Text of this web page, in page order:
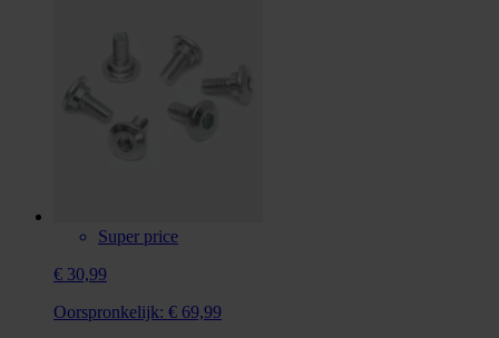
Super price
€ 30,99
Oorspronkelijk: € 69,99